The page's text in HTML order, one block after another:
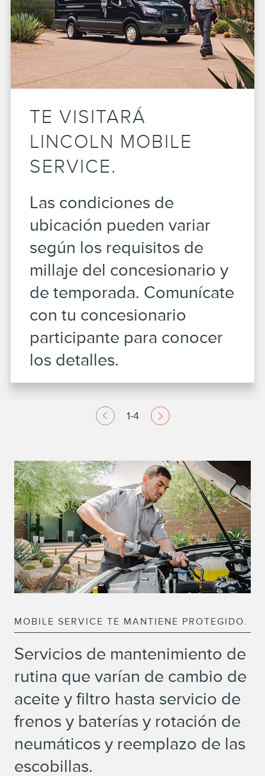
TE VISITARÁ
LINCOLN MOBILE
SERVICE.
Las condiciones de
ubicación pueden variar
según los requisitos de
millaje del concesionario y
de temporada. Comunícate
con tu concesionario
participante para conocer
los detalles.
1-4
MOBILE SERVICE TE MANTIENE PROTEGIDO.
Servicios de mantenimiento de
rutina que varían de cambio de
aceite y filtro hasta servicio de
frenos y baterías y rotación de
neumáticos y reemplazo de las
escobillas.